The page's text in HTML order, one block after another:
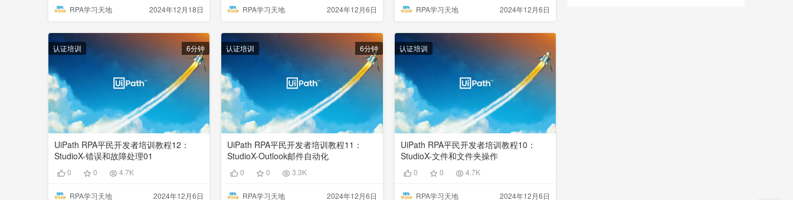
RPA学习天地 2024年12月18日 RPA学习天地 2024年12月6日 RPA学习天地 2024年12月6日
认证培训 6分钟
UiPath RPA平民开发者培训教程12：
StudioX-错误和故障处理01
0 0 4.7K
RPA学习天地 2024年12月6日
认证培训 6分钟
UiPath RPA平民开发者培训教程11：
StudioX-Outlook邮件自动化
0 0 3.3K
RPA学习天地 2024年12月6日
认证培训
UiPath RPA平民开发者培训教程10：
StudioX-文件和文件夹操作
0 0 4.7K
RPA学习天地 2024年12月6日